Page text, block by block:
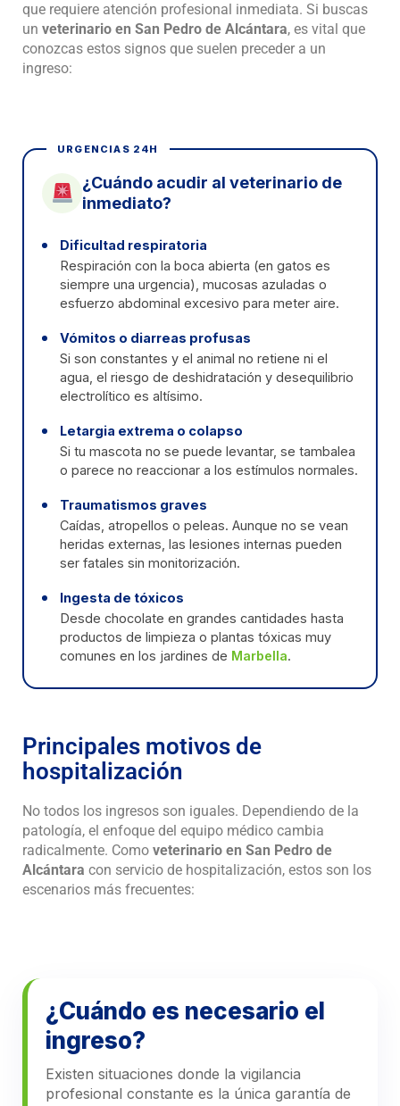
que requiere atención profesional inmediata. Si buscas
un veterinario en San Pedro de Alcántara, es vital que
conozcas estos signos que suelen preceder a un
ingreso:
URGENCIAS 24H
¿Cuándo acudir al veterinario de
inmediato?
Dificultad respiratoria
Respiración con la boca abierta (en gatos es
siempre una urgencia), mucosas azuladas o
esfuerzo abdominal excesivo para meter aire.
Vómitos o diarreas profusas
Si son constantes y el animal no retiene ni el
agua, el riesgo de deshidratación y desequilibrio
electrolítico es altísimo.
Letargia extrema o colapso
Si tu mascota no se puede levantar, se tambalea
o parece no reaccionar a los estímulos normales.
Traumatismos graves
Caídas, atropellos o peleas. Aunque no se vean
heridas externas, las lesiones internas pueden
ser fatales sin monitorización.
Ingesta de tóxicos
Desde chocolate en grandes cantidades hasta
productos de limpieza o plantas tóxicas muy
comunes en los jardines de Marbella.
Principales motivos de
hospitalización
No todos los ingresos son iguales. Dependiendo de la
patología, el enfoque del equipo médico cambia
radicalmente. Como veterinario en San Pedro de
Alcántara con servicio de hospitalización, estos son los
escenarios más frecuentes:
¿Cuándo es necesario el
ingreso?
Existen situaciones donde la vigilancia
profesional constante es la única garantía de